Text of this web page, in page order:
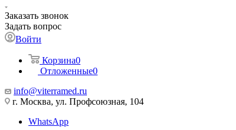
Заказать звонок
Задать вопрос
Войти
Корзина0
Отложенные0
info@viterramed.ru
г. Москва, ул. Профсоюзная, 104
WhatsApp